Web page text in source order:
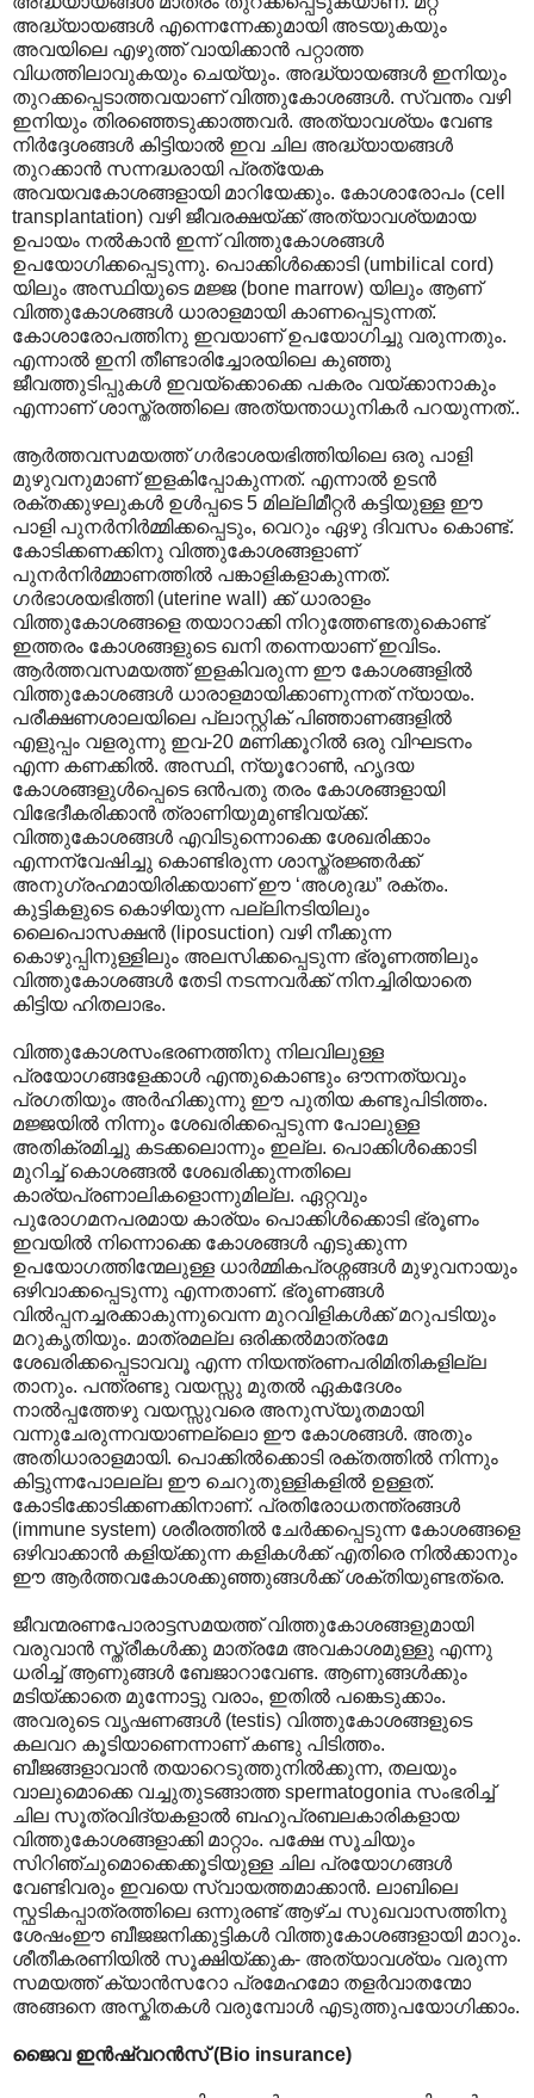
അദ്ധ്യായങ്ങൾ എന്നെന്നേക്കുമായി അടയുകയും
അവയിലെ എഴുത്ത് വായിക്കാൻ പറ്റാത്ത
വിധത്തിലാവുകയും ചെയ്യും. അദ്ധ്യായങ്ങൾ ഇനിയും
തുറക്കപ്പെടാത്തവയാണ് വിത്തുകോശങ്ങൾ. സ്വന്തം വഴി
ഇനിയും തിരഞ്ഞെടുക്കാത്തവർ. അത്യാവശ്യം വേണ്ട
നിർദ്ദേശങ്ങൾ കിട്ടിയാൽ ഇവ ചില അദ്ധ്യായങ്ങൾ
തുറക്കാൻ സന്നദ്ധരായി പ്രത്യേക
അവയവകോശങ്ങളായി മാറിയേക്കും. കോശാരോപം (cell
transplantation) വഴി ജീവരക്ഷയ്ക്ക് അത്യാവശ്യമായ
ഉപായം നൽകാൻ ഇന്ന് വിത്തുകോശങ്ങൾ
ഉപയോഗിക്കപ്പെടുന്നു. പൊക്കിൾക്കൊടി (umbilical cord)
യിലും അസ്ഥിയുടെ മജ്ജ (bone marrow) യിലും ആണ്
വിത്തുകോശങ്ങൾ ധാരാളമായി കാണപ്പെടുന്നത്.
കോശാരോപത്തിനു ഇവയാണ് ഉപയോഗിച്ചു വരുന്നതും.
എന്നാൽ ഇനി തീണ്ടാരിച്ചോരയിലെ കുഞ്ഞു
ജീവത്തുടിപ്പുകൾ ഇവയ്ക്കൊക്കെ പകരം വയ്ക്കാനാകും
എന്നാണ് ശാസ്ത്രത്തിലെ അത്യന്താധുനികർ പറയുന്നത്..
ആർത്തവസമയത്ത് ഗർഭാശയഭിത്തിയിലെ ഒരു പാളി
മുഴുവനുമാണ് ഇളകിപ്പോകുന്നത്. എന്നാൽ ഉടൻ
രക്തക്കുഴലുകൾ ഉൾപ്പടെ 5 മില്ലിമീറ്റർ കട്ടിയുള്ള ഈ
പാളി പുനർനിർമ്മിക്കപ്പെടും, വെറും ഏഴു ദിവസം കൊണ്ട്.
കോടിക്കണക്കിനു വിത്തുകോശങ്ങളാണ്
പുനർനിർമ്മാണത്തിൽ പങ്കാളികളാകുന്നത്.
ഗർഭാശയഭിത്തി (uterine wall) ക്ക് ധാരാളം
വിത്തുകോശങ്ങളെ തയാറാക്കി നിറുത്തേണ്ടതുകൊണ്ട്
ഇത്തരം കോശങ്ങളുടെ ഖനി തന്നെയാണ് ഇവിടം.
ആർത്തവസമയത്ത് ഇളകിവരുന്ന ഈ കോശങ്ങളിൽ
വിത്തുകോശങ്ങൾ ധാരാളമായിക്കാണുന്നത് ന്യായം.
പരീക്ഷണശാലയിലെ പ്ലാസ്റ്റിക് പിഞ്ഞാണങ്ങളിൽ
എളുപ്പം വളരുന്നു ഇവ-20 മണിക്കൂറിൽ ഒരു വിഘടനം
എന്ന കണക്കിൽ. അസ്ഥി, ന്യൂറോൺ, ഹൃദയ
കോശങ്ങളുൾ‌പ്പെടെ ഒൻപതു തരം കോശങ്ങളായി
വിഭേദീകരിക്കാൻ ത്രാ‍ണിയുമുണ്ടിവയ്ക്ക്.
വിത്തുകോശങ്ങൾ എവിടുന്നൊക്കെ ശേഖരിക്കാം
എന്നന്വേഷിച്ചു കൊണ്ടിരുന്ന ശാസ്ത്രജ്ഞർക്ക്
അനുഗ്രഹമായിരിക്കയാണ് ഈ ‘അശുദ്ധ” രക്തം.
കുട്ടികളുടെ കൊഴിയുന്ന പല്ലിനടിയിലും
ലൈപൊസക്ഷൻ (liposuction) വഴി നീക്കുന്ന
കൊഴുപ്പിനുള്ളിലും അലസിക്കപ്പെടുന്ന ഭ്രൂണത്തിലും
വിത്തുകോശങ്ങൾ തേടി നടന്നവർക്ക് നിനച്ചിരിയാതെ
കിട്ടിയ ഹിതലാഭം.
വിത്തുകോശസംഭരണത്തിനു നിലവിലുള്ള
പ്രയോഗങ്ങളേക്കാൾ എന്തുകൊണ്ടും ഔന്നത്യവും
പ്രഗതിയും അർഹിക്കുന്നു ഈ പുതിയ കണ്ടുപിടിത്തം.
മജ്ജയിൽ നിന്നും ശേഖരിക്കപ്പെടുന്ന പോലുള്ള
അതിക്രമിച്ചു കടക്കലൊന്നും ഇല്ല. പൊക്കിൾക്കൊടി
മുറിച്ച് കൊശങ്ങൽ ശേഖരിക്കുന്നതിലെ
കാര്യപ്രണാലികളൊന്നുമില്ല. ഏറ്റവും
പുരോഗമനപരമായ കാര്യം പൊക്കിൾക്കൊടി ഭ്രൂണം
ഇവയിൽ നിന്നൊക്കെ കോശങ്ങൾ എടുക്കുന്ന
ഉപയോഗത്തിന്മേലുള്ള ധാർമ്മികപ്രശ്നങ്ങൾ മുഴുവനായും
ഒഴിവാക്കപ്പെടുന്നു എന്നതാണ്. ഭ്രൂണങ്ങൾ
വിൽ‌പ്പനച്ചരക്കാകുന്നുവെന്ന മുറവിളികൾക്ക് മറുപടിയും
മറുകൃതിയും. മാത്രമല്ല ഒരിക്കൽമാത്രമേ
ശേഖരിക്കപ്പെടാവവൂ എന്ന നിയന്ത്രണപരിമിതികളില്ല
താനും. പന്ത്രണ്ടു വയസ്സു മുതൽ ഏകദേശം
നാൽ‌പ്പത്തേഴു വയസ്സുവരെ അനുസ്യൂതമായി
വന്നുചേരുന്നവയാണല്ലൊ ഈ കോശങ്ങൾ. അതും
അതിധാരാളമായി. പൊക്കിൽക്കൊടി രക്തത്തിൽ നിന്നും
കിട്ടുന്നപോലല്ല ഈ ചെറുതുള്ളികളിൽ ഉള്ളത്.
കോടിക്കോടിക്കണക്കിനാണ്. പ്രതിരോധതന്ത്രങ്ങൾ
(immune system) ശരീരത്തിൽ ചേർക്കപ്പെടുന്ന കോശങ്ങളെ
ഒഴിവാക്കാൻ കളിയ്ക്കുന്ന കളികൾക്ക് എതിരെ നിൽക്കാനും
ഈ ആർത്തവകോശക്കുഞ്ഞുങ്ങൾക്ക് ശക്തിയുണ്ടത്രെ.
ജീവന്മരണപോരാട്ടസമയത്ത് വിത്തുകോശങ്ങളുമായി
വരുവാൻ സ്ത്രീകൾക്കു മാത്രമേ അവകാശമുള്ളു എന്നു
ധരിച്ച് ആണുങ്ങൾ ബേജാറാവേണ്ട. ആണുങ്ങൾക്കും
മടിയ്ക്കാതെ മുന്നോട്ടു വരാം, ഇതിൽ പങ്കെടുക്കാം.
അവരുടെ വൃഷണങ്ങൾ (testis) വിത്തുകോശങ്ങളുടെ
കലവറ കൂടിയാണെന്നാണ് കണ്ടു പിടിത്തം.
ബീജങ്ങളാവാൻ തയാറെടുത്തുനിൽക്കുന്ന, തലയും
വാലുമൊക്കെ വച്ചുതുടങ്ങാത്ത spermatogonia സംഭരിച്ച്
ചില സൂത്രവിദ്യകളാൽ ബഹുപ്രബലകാരികളായ
വിത്തുകോശങ്ങളാക്കി മാറ്റാം. പക്ഷേ സൂചിയും
സിറിഞ്ചുമൊക്കെക്കൂടിയുള്ള ചില പ്രയോഗങ്ങൾ
വേണ്ടിവരും ഇവയെ സ്വായത്തമാക്കാൻ. ലാബിലെ
സ്ഫടികപ്പാത്രത്തിലെ ഒന്നുരണ്ട് ആഴ്ച സുഖവാസത്തിനു
ശേഷംഈ ബീജജനിക്കുട്ടികൾ വിത്തുകോശങ്ങളായി മാറും.
ശീതീകരണിയിൽ സൂക്ഷിയ്ക്കുക- അത്യാവശ്യം വരുന്ന
സമയത്ത് ക്യാൻസറോ പ്രമേഹമോ തളർവാതന്മോ
അങ്ങനെ അസ്കിതകൾ വരുമ്പോൾ എടുത്തുപയോഗിക്കാം.
ജൈവ ഇൻഷ്വറൻസ് (Bio insurance)